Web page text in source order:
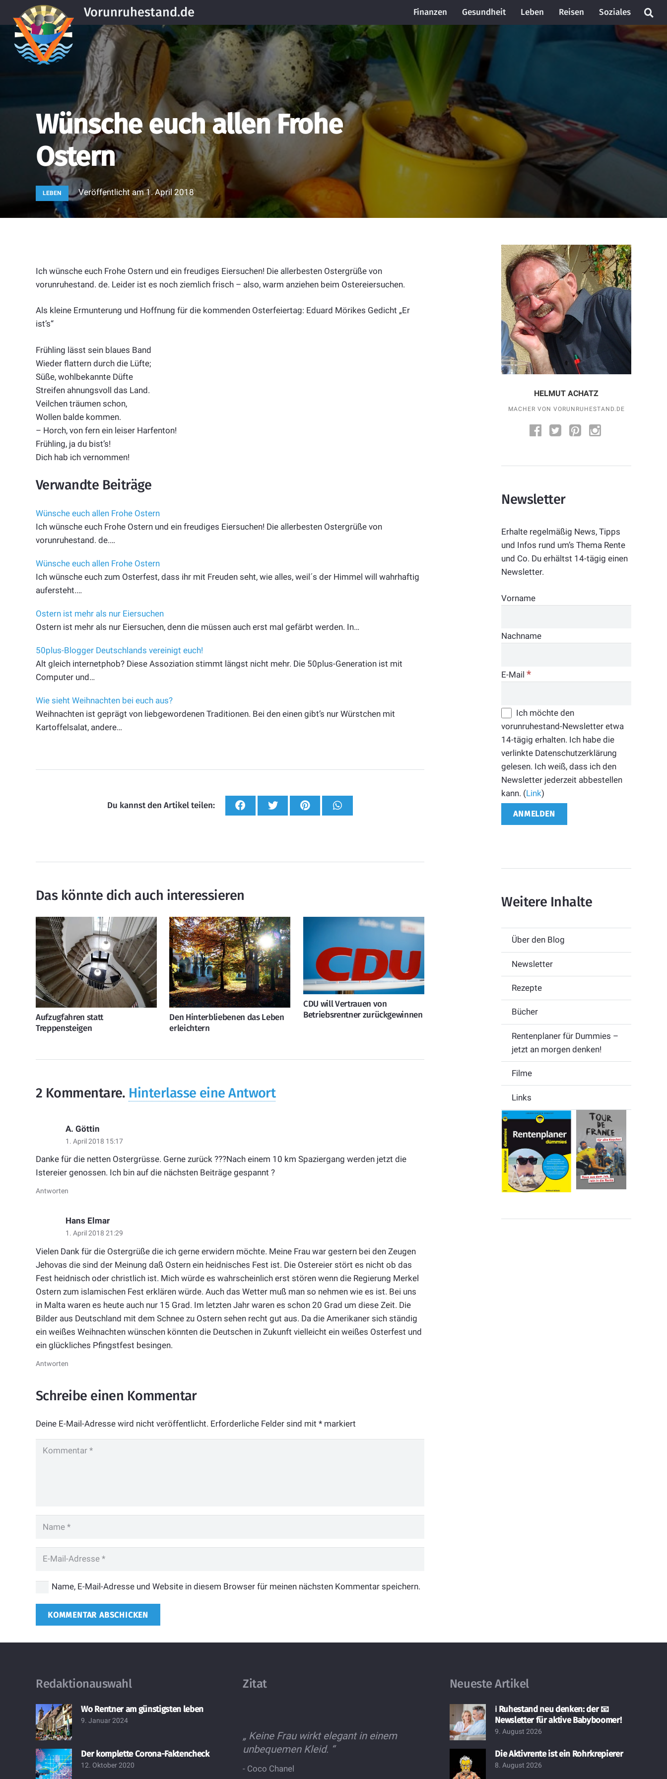
Vorunruhestand.de Finanzen Gesundheit Leben Reisen Soziales
Wünsche euch allen Frohe
Ostern
LEBEN Veröffentlicht am1. April 2018
Ich wünsche euch Frohe Ostern und ein freudiges Eiersuchen! Die allerbesten Ostergrüße von
vorunruhestand. de. Leider ist es noch ziemlich frisch – also, warm anziehen beim Ostereiersuchen.
Als kleine Ermunterung und Hoffnung für die kommenden Osterfeiertag: Eduard Mörikes Gedicht „Er
ist’s“
Frühling lässt sein blaues Band
Wieder flattern durch die Lüfte;
Süße, wohlbekannte Düfte
Streifen ahnungsvoll das Land.
Veilchen träumen schon,
Wollen balde kommen.
– Horch, von fern ein leiser Harfenton!
Frühling, ja du bist’s!
Dich hab ich vernommen!
Verwandte Beiträge
Wünsche euch allen Frohe Ostern
Ich wünsche euch Frohe Ostern und ein freudiges Eiersuchen! Die allerbesten Ostergrüße von
vorunruhestand. de.…
Wünsche euch allen Frohe Ostern
Ich wünsche euch zum Osterfest, dass ihr mit Freuden seht, wie alles, weil´s der Himmel will wahrhaftig
aufersteht.…
Ostern ist mehr als nur Eiersuchen
Ostern ist mehr als nur Eiersuchen, denn die müssen auch erst mal gefärbt werden. In…
50plus-Blogger Deutschlands vereinigt euch!
Alt gleich internetphob? Diese Assoziation stimmt längst nicht mehr. Die 50plus-Generation ist mit
Computer und…
Wie sieht Weihnachten bei euch aus?
Weihnachten ist geprägt von liebgewordenen Traditionen. Bei den einen gibt’s nur Würstchen mit
Kartoffelsalat, andere…
Du kannst den Artikel teilen:
Das könnte dich auch interessieren
Aufzugfahren statt
Treppensteigen
Den Hinterbliebenen das Leben
erleichtern
CDU will Vertrauen von
Betriebsrentner zurückgewinnen
2 Kommentare. Hinterlasse eine Antwort
A. Göttin
1. April 2018 15:17
Danke für die netten Ostergrüsse. Gerne zurück ???Nach einem 10 km Spaziergang werden jetzt die
Istereier genossen. Ich bin auf die nächsten Beiträge gespannt ?
Antworten
Hans Elmar
1. April 2018 21:29
Vielen Dank für die Ostergrüße die ich gerne erwidern möchte. Meine Frau war gestern bei den Zeugen
Jehovas die sind der Meinung daß Ostern ein heidnisches Fest ist. Die Ostereier stört es nicht ob das
Fest heidnisch oder christlich ist. Mich würde es wahrscheinlich erst stören wenn die Regierung Merkel
Ostern zum islamischen Fest erklären würde. Auch das Wetter muß man so nehmen wie es ist. Bei uns
in Malta waren es heute auch nur 15 Grad. Im letzten Jahr waren es schon 20 Grad um diese Zeit. Die
Bilder aus Deutschland mit dem Schnee zu Ostern sehen recht gut aus. Da die Amerikaner sich ständig
ein weißes Weihnachten wünschen könnten die Deutschen in Zukunft vielleicht ein weißes Osterfest und
ein glückliches Pfingstfest besingen.
Antworten
Schreibe einen Kommentar
Deine E-Mail-Adresse wird nicht veröffentlicht. Erforderliche Felder sind mit * markiert
Name, E-Mail-Adresse und Website in diesem Browser für meinen nächsten Kommentar speichern.
KOMMENTAR ABSCHICKEN
HELMUT ACHATZ
MACHER VON VORUNRUHESTAND.DE
Newsletter
Erhalte regelmäßig News, Tipps
und Infos rund um’s Thema Rente
und Co. Du erhältst 14-tägig einen
Newsletter.
Vorname
Nachname
E-Mail*
Ich möchte den
vorunruhestand-Newsletter etwa
14-tägig erhalten. Ich habe die
verlinkte Datenschutzerklärung
gelesen. Ich weiß, dass ich den
Newsletter jederzeit abbestellen
kann. (Link)
Weitere Inhalte
Über den Blog
Newsletter
Rezepte
Bücher
Rentenplaner für Dummies –
jetzt an morgen denken!
Filme
Links
Redaktionauswahl
Wo Rentner am günstigsten leben
9. Januar 2024
Der komplette Corona-Faktencheck
12. Oktober 2020
Zitat
„ Keine Frau wirkt elegant in einem
unbequemen Kleid. “
- Coco Chanel
Neueste Artikel
ℹ️ Ruhestand neu denken: der 📧
Newsletter für aktive Babyboomer!
9. August 2026
Die Aktivrente ist ein Rohrkrepierer
8. August 2026